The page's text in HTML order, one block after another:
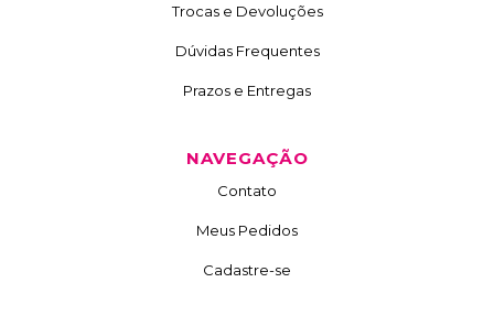
Trocas e Devoluções
Dúvidas Frequentes
Prazos e Entregas
NAVEGAÇÃO
Contato
Meus Pedidos
Cadastre-se